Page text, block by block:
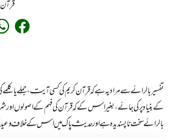
قرآن
تفسیر بالرائے سے مراد یہ ہے کہ قرآن کریم کی کسی آیت، جملے یا
کے بنیاد پر کی جائے، بغیر اس کے کہ قرآن کی فہم کے اصولوں اور
بالرائے سخت ناپسندیدہ ہے اور حدیث پاک میں اس کے خلاف